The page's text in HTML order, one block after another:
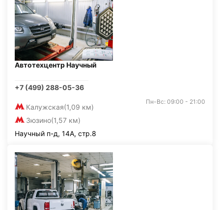
Автотехцентр Научный
+7 (499) 288-05-36
Калужская(1,09 км)
Зюзино(1,57 км)
Пн-Вс: 09:00 - 21:00
Научный п-д, 14А, стр.8